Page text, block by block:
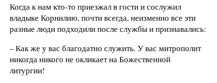
Когда к нам кто-то приезжал в гости и сослужил
владыке Корнилию, почти всегда, неизменно все эти
разные люди подходили после службы и признавались:
– Как же у вас благодатно служить. У вас митрополит
никогда никого не окликает на Божественной
литургии!